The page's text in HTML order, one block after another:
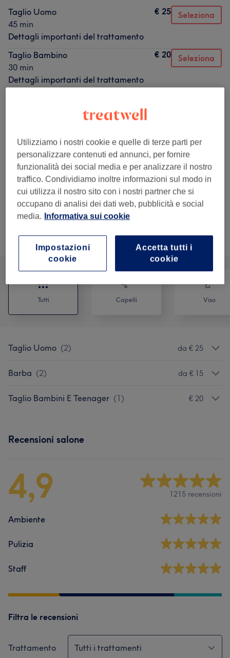
Taglio Uomo
45 min
Dettagli importanti del trattamento
€ 25 Seleziona
Taglio Bambino
30 min
Dettagli importanti del trattamento
€ 20 Seleziona
Dettagli importanti del trattamento
Taglio e Barba
1 ora
Dettagli importanti del trattamento
€ 40 Seleziona
Rifinitura Barba
30 min
Dettagli importanti del trattamento
€ 15 Seleziona
Tutti Capelli Viso
Taglio Uomo (2) da € 25
Barba (2) da € 15
Taglio Bambini E Teenager (1) € 20
Recensioni salone
4,9 1215 recensioni
Ambiente
Pulizia
Staff
Filtra le recensioni
Trattamento Tutti i trattamenti
Utilizziamo i nostri cookie e quelle di terze parti per
personalizzare contenuti ed annunci, per fornire
funzionalità dei social media e per analizzare il nostro
traffico. Condividiamo inoltre informazioni sul modo in
cui utilizza il nostro sito con i nostri partner che si
occupano di analisi dei dati web, pubblicità e social
media. Informativa sui cookie
Accetta tutti i
cookie
Impostazioni
cookie